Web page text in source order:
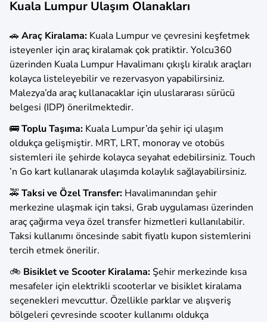
Kuala Lumpur Ulaşım Olanakları
🚗 Araç Kiralama: Kuala Lumpur ve çevresini keşfetmek
isteyenler için araç kiralamak çok pratiktir. Yolcu360
üzerinden Kuala Lumpur Havalimanı çıkışlı kiralık araçları
kolayca listeleyebilir ve rezervasyon yapabilirsiniz.
Malezya’da araç kullanacaklar için uluslararası sürücü
belgesi (IDP) önerilmektedir.
🚌Toplu Taşıma: Kuala Lumpur’da şehir içi ulaşım
oldukça gelişmiştir. MRT, LRT, monoray ve otobüs
sistemleri ile şehirde kolayca seyahat edebilirsiniz. Touch
’n Go kart kullanarak ulaşımda kolaylık sağlayabilirsiniz.
🚕 Taksi ve Özel Transfer: Havalimanından şehir
merkezine ulaşmak için taksi, Grab uygulaması üzerinden
araç çağırma veya özel transfer hizmetleri kullanılabilir.
Taksi kullanımı öncesinde sabit fiyatlı kupon sistemlerini
tercih etmek önerilir.
🚲 Bisiklet ve Scooter Kiralama: Şehir merkezinde kısa
mesafeler için elektrikli scooterlar ve bisiklet kiralama
seçenekleri mevcuttur. Özellikle parklar ve alışveriş
bölgeleri çevresinde scooter kullanımı oldukça